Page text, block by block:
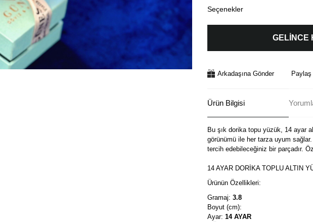
Seçenekler
GELİNCE
Arkadaşına Gönder Paylaş
Ürün Bilgisi
Bu şık dorika topu yüzük, 14 ayar
görünümü ile her tarza uyum
tercih edebileceğiniz bir parçadır.
14 AYAR DORİKA TOPLU ALTIN
Ürünün Özellikleri:
Gramaj: 3.8
Boyut (cm):
Ayar: 14 AYAR